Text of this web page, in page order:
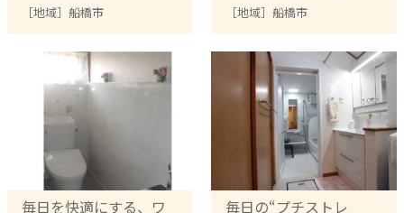
［地域］ 船橋市
［地域］ 船橋市
毎日を快適にする、ワ
毎日の“プチストレ